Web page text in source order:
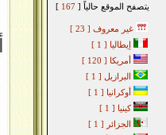
يتصفح الموقع حالياً [167
]
[ 23 ]
غير معروف
[ 1 ]
[ 120 ]
[ 1 ]
[ 1 ]
[ 1 ]
كينيا
[ 1 ]